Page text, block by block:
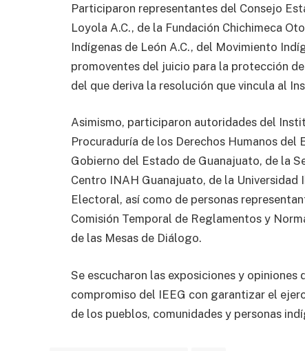
Participaron representantes del Consejo
Loyola A.C., de la Fundación Chichimeca
Indígenas de León A.C., del Movimiento
promoventes del juicio para la protección
del que deriva la resolución que vincula al
Asimismo, participaron autoridades del
Procuraduría de los Derechos Humanos
Gobierno del Estado de Guanajuato, de la
Centro INAH Guanajuato, de la
Electoral, así como de personas
Comisión Temporal de Reglamentos y
de las Mesas de Diálogo.
Se escucharon las exposiciones y
compromiso del IEEG con garantizar el
de los pueblos, comunidades y personas